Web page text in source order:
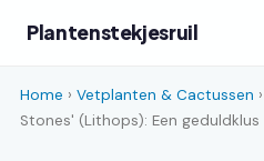
Plantenstekjesruil
Home › Vetplanten & Cactussen
Stones' (Lithops): Een geduldklus